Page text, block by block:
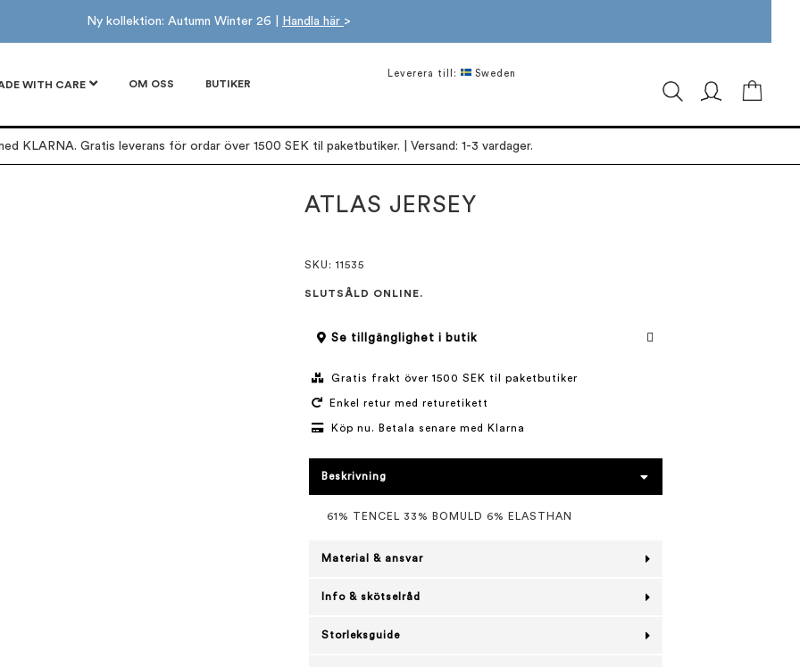
Ny kollektion: Autumn Winter 26 | Handla här >
WITH CARE OM OSS BUTIKER
Leverera till: Sweden
KLARNA. Gratis leverans för ordar över 1500 SEK til paketbutiker. | Versand: 1-3 vardager.
ATLAS JERSEY
SKU : 11535
SLUTSÅLD ONLINE.
Se tillgänglighet i butik
Gratis frakt över 1500 SEK til paketbutiker
Enkel retur med returetikett
Köp nu. Betala senare med Klarna
Beskrivning
61% TENCEL 33% BOMULD 6% ELASTHAN
Material & ansvar
Info & skötselråd
Storleksguide